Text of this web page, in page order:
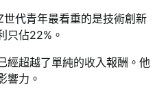
代青年最看重的是技術創新
只佔22%。
經超越了單純的收入報酬。他
響力。